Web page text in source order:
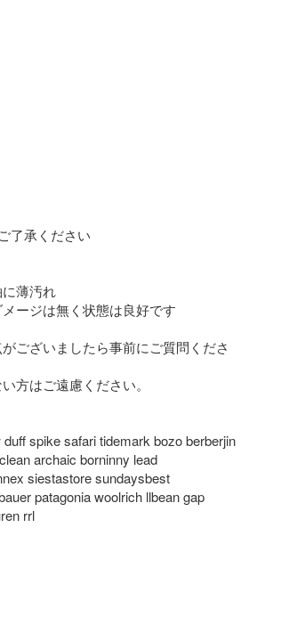
了承ください
薄汚れ
ージは無く状態は良好です
ございましたら事前にご質問くださ
方はご遠慮ください。
spike safari tidemark bozo berberjin
archaic borninny lead
patagonia woolrich llbean gap
rrl